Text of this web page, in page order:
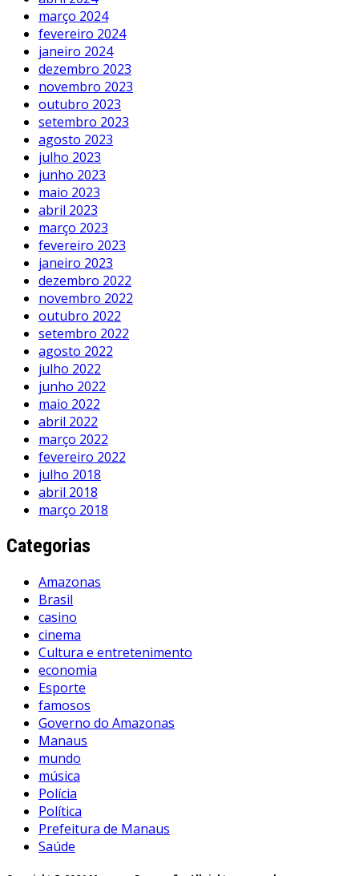
março 2024
fevereiro 2024
janeiro 2024
dezembro 2023
novembro 2023
outubro 2023
setembro 2023
agosto 2023
julho 2023
junho 2023
maio 2023
abril 2023
março 2023
fevereiro 2023
janeiro 2023
dezembro 2022
novembro 2022
outubro 2022
setembro 2022
agosto 2022
julho 2022
junho 2022
maio 2022
abril 2022
março 2022
fevereiro 2022
julho 2018
abril 2018
março 2018
Categorias
Amazonas
Brasil
casino
cinema
Cultura e entretenimento
economia
Esporte
famosos
Governo do Amazonas
Manaus
mundo
música
Polícia
Política
Prefeitura de Manaus
Saúde